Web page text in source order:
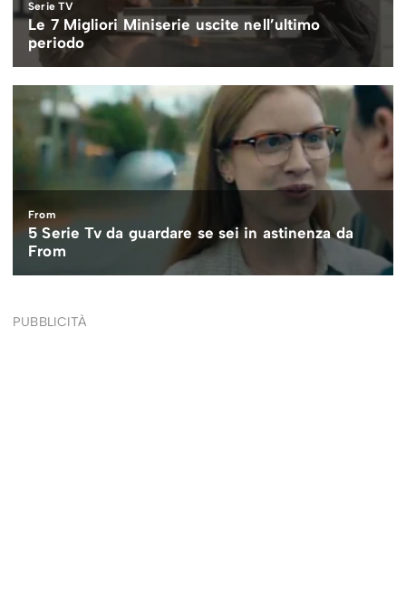
PUBBLICITÀ